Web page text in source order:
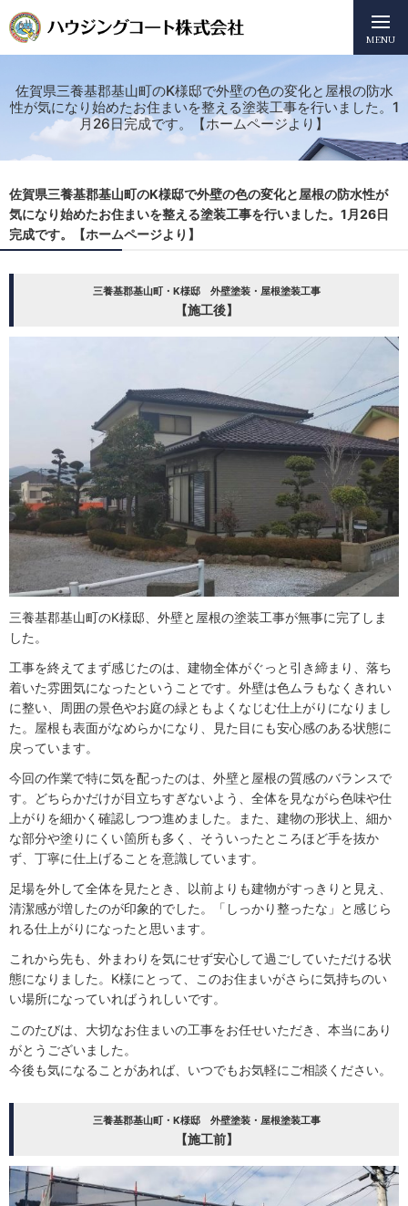
MENU
佐賀県三養基郡基山町のK様邸で外壁の色の変化と屋根の防水
性が気になり始めたお住まいを整える塗装工事を行いました。1
月26日完成です。【ホームページより】
佐賀県三養基郡基山町のK様邸で外壁の色の変化と屋根の防水性が
気になり始めたお住まいを整える塗装工事を行いました。1月26日
完成です。【ホームページより】
三養基郡基山町・K様邸 外壁塗装・屋根塗装工事
【施工後】
三養基郡基山町のK様邸、外壁と屋根の塗装工事が無事に完了しま
した。
工事を終えてまず感じたのは、建物全体がぐっと引き締まり、落ち
着いた雰囲気になったということです。外壁は色ムラもなくきれい
に整い、周囲の景色やお庭の緑ともよくなじむ仕上がりになりまし
た。屋根も表面がなめらかになり、見た目にも安心感のある状態に
戻っています。
今回の作業で特に気を配ったのは、外壁と屋根の質感のバランスで
す。どちらかだけが目立ちすぎないよう、全体を見ながら色味や仕
上がりを細かく確認しつつ進めました。また、建物の形状上、細か
な部分や塗りにくい箇所も多く、そういったところほど手を抜か
ず、丁寧に仕上げることを意識しています。
足場を外して全体を見たとき、以前よりも建物がすっきりと見え、
清潔感が増したのが印象的でした。「しっかり整ったな」と感じら
れる仕上がりになったと思います。
これから先も、外まわりを気にせず安心して過ごしていただける状
態になりました。K様にとって、このお住まいがさらに気持ちのい
い場所になっていればうれしいです。
このたびは、大切なお住まいの工事をお任せいただき、本当にあり
がとうございました。
今後も気になることがあれば、いつでもお気軽にご相談ください。
三養基郡基山町・K様邸 外壁塗装・屋根塗装工事
【施工前】